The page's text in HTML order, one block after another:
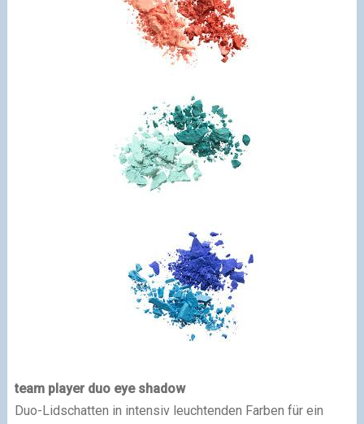
team player duo eye shadow
Duo-Lidschatten in intensiv leuchtenden Farben für ein